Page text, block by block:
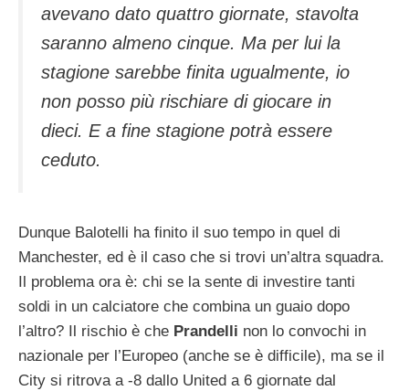
avevano dato quattro giornate, stavolta
saranno almeno cinque. Ma per lui la
stagione sarebbe finita ugualmente, io
non posso più rischiare di giocare in
dieci. E a fine stagione potrà essere
ceduto.
Dunque Balotelli ha finito il suo tempo in quel di
Manchester, ed è il caso che si trovi un’altra squadra.
Il problema ora è: chi se la sente di investire tanti
soldi in un calciatore che combina un guaio dopo
l’altro? Il rischio è che Prandelli non lo convochi in
nazionale per l’Europeo (anche se è difficile), ma se il
City si ritrova a -8 dallo United a 6 giornate dal